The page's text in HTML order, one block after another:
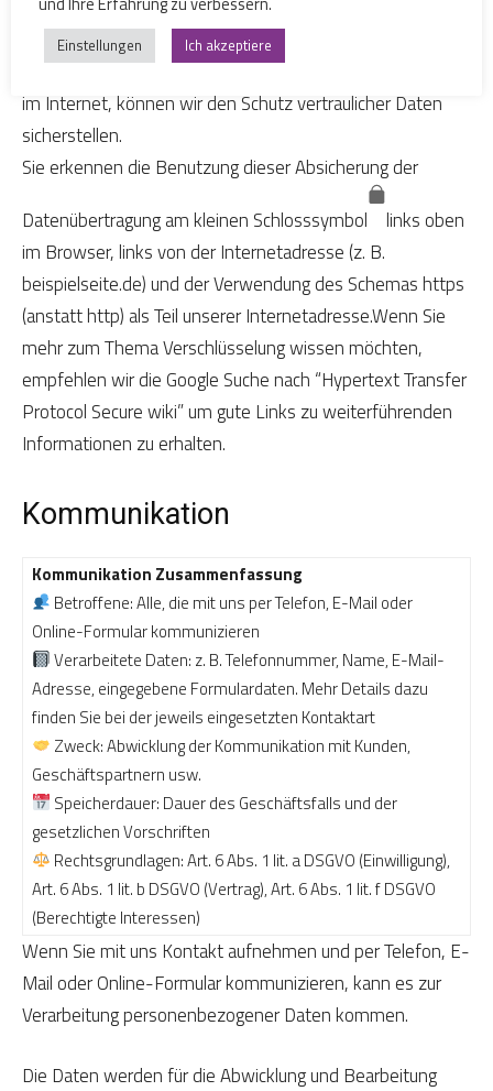
Technikgestaltung (Artikel 25 Absatz 1 DSGVO
Einsatz von TLS (Transport Layer Security), einem
Verschlüsselungsprotokoll zur sicheren Datenübertragung
im Internet, können wir den Schutz vertraulicher Daten
sicherstellen.
Sie erkennen die Benutzung dieser Absicherung der
Datenübertragung am kleinen Schlosssymbol
links oben
im Browser, links von der Internetadresse (z. B.
beispielseite.de) und der Verwendung des Schemas https
(anstatt http) als Teil unserer Internetadresse.Wenn Sie
mehr zum Thema Verschlüsselung wissen möchten,
empfehlen wir die Google Suche nach “Hypertext Transfer
Protocol Secure wiki” um gute Links zu weiterführenden
Informationen zu erhalten.
Kommunikation
Kommunikation Zusammenfassung
Betroffene: Alle, die mit uns per Telefon, E-Mail oder
Online-Formular kommunizieren
Verarbeitete Daten: z. B. Telefonnummer, Name, E-Mail-
Adresse, eingegebene Formulardaten. Mehr Details dazu
finden Sie bei der jeweils eingesetzten Kontaktart
Zweck: Abwicklung der Kommunikation mit Kunden,
Geschäftspartnern usw.
Speicherdauer: Dauer des Geschäftsfalls und der
gesetzlichen Vorschriften
Rechtsgrundlagen: Art. 6 Abs. 1 lit. a DSGVO (Einwilligung),
Art. 6 Abs. 1 lit. b DSGVO (Vertrag), Art. 6 Abs. 1 lit. f DSGVO
(Berechtigte Interessen)
Wenn Sie mit uns Kontakt aufnehmen und per Telefon, E-
Mail oder Online-Formular kommunizieren, kann es zur
Verarbeitung personenbezogener Daten kommen.
Die Daten werden für die Abwicklung und Bearbeitung
Einstellungen Ich akzeptiere